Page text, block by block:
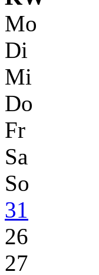
Mo
Di
Mi
Do
Fr
Sa
So
31
26
27